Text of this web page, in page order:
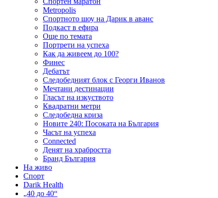
Metropolis
Спортното шоу на Дарик в аванс
Подкаст в ефира
Още по темата
Портрети на успеха
Как да живеем до 100?
Финес
Дебатът
Следобедният блок с Георги Иванов
Мечтани дестинации
Гласът на изкуството
Квадратни метри
Следобедна криза
Новите 240: Посоката на България
Часът на успеха
Connected
Денят на храбростта
Бранд България
На живо
Спорт
Darik Health
„40 до 40“